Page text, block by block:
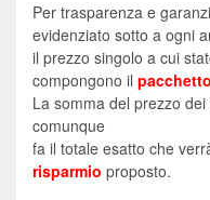
Per trasparenza e
evidenziato sotto a ogni
il prezzo singolo a cui
compongono il
La somma del prezzo
comunque
fa il totale esatto che
risparmio proposto.